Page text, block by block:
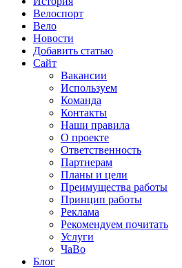
Велоспорт
Вело
Новости
Добавить статью
Сайт
Вакансии
Используем
Команда
Контакты
Наши правила
О проекте
Ответственность
Партнерам
Планы и цели
Преимущества работы
Принцип работы
Реклама
Рекомендуем почитать
Услуги
ЧаВо
Блог